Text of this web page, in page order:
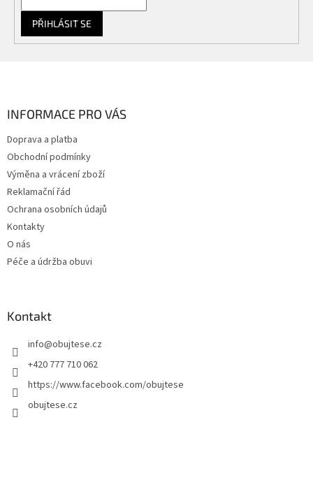
PŘIHLÁSIT SE
INFORMACE PRO VÁS
Doprava a platba
Obchodní podmínky
Výměna a vrácení zboží
Reklamační řád
Ochrana osobních údajů
Kontakty
O nás
Péče a údržba obuvi
Kontakt
info@obujtese.cz
+420 777 710 062
https://www.facebook.com/obujtese
obujtese.cz